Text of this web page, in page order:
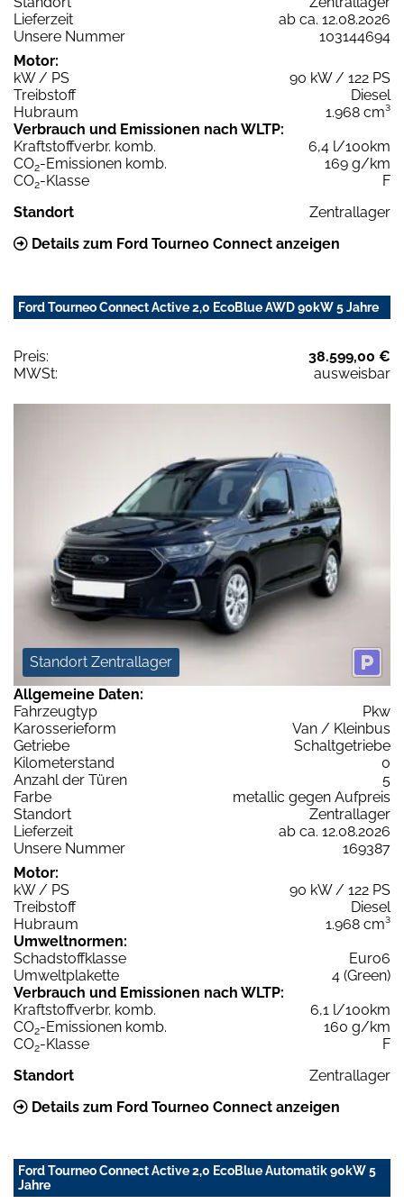
Lieferzeit
ab ca. 12.08.2026
Unsere Nummer
103144694
Motor:
kW / PS
90 kW / 122 PS
Treibstoff
Diesel
Hubraum
1.968 cm³
Verbrauch und Emissionen nach WLTP:
Kraftstoffverbr. komb.
6,4 l/100km
CO2-Emissionen komb.
169 g/km
CO2-Klasse
F
Standort
Zentrallager
Details zum Ford Tourneo Connect anzeigen
Ford Tourneo Connect Active 2,0 EcoBlue AWD 90kW 5 Jahre
Preis:
38.599,00 €
MWSt:
ausweisbar
Standort Zentrallager
Allgemeine Daten:
Fahrzeugtyp
Pkw
Karosserieform
Van / Kleinbus
Getriebe
Schaltgetriebe
Kilometerstand
0
Anzahl der Türen
5
Farbe
metallic gegen Aufpreis
Standort
Zentrallager
Lieferzeit
ab ca. 12.08.2026
Unsere Nummer
169387
Motor:
kW / PS
90 kW / 122 PS
Treibstoff
Diesel
Hubraum
1.968 cm³
Umweltnormen:
Schadstoffklasse
Euro6
Umweltplakette
4 (Green)
Verbrauch und Emissionen nach WLTP:
Kraftstoffverbr. komb.
6,1 l/100km
CO2-Emissionen komb.
160 g/km
CO2-Klasse
F
Standort
Zentrallager
Details zum Ford Tourneo Connect anzeigen
Ford Tourneo Connect Active 2,0 EcoBlue Automatik 90kW 5
Jahre